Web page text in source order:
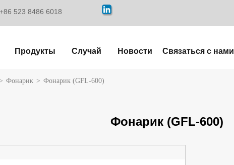
523 8486 6018
Продукты Случай Новости Связаться с нами
Фонарик > Фонарик (GFL-600)
Фонарик (GFL-600)